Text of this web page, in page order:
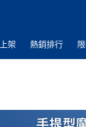
架 熱銷排行